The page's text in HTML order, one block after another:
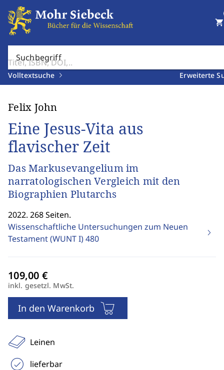
Suchbegriff
Volltextsuche Erweiterte
shopping_cart
Felix John
Eine Jesus-Vita aus
flavischer Zeit
Das Markusevangelium im
narratologischen Vergleich mit den
Biographien Plutarchs
2022. 268 Seiten.
Wissenschaftliche Untersuchungen zum Neuen
Testament (WUNT I)480
inkl. gesetzl. MwSt.
In den Warenkorb
Leinen
lieferbar